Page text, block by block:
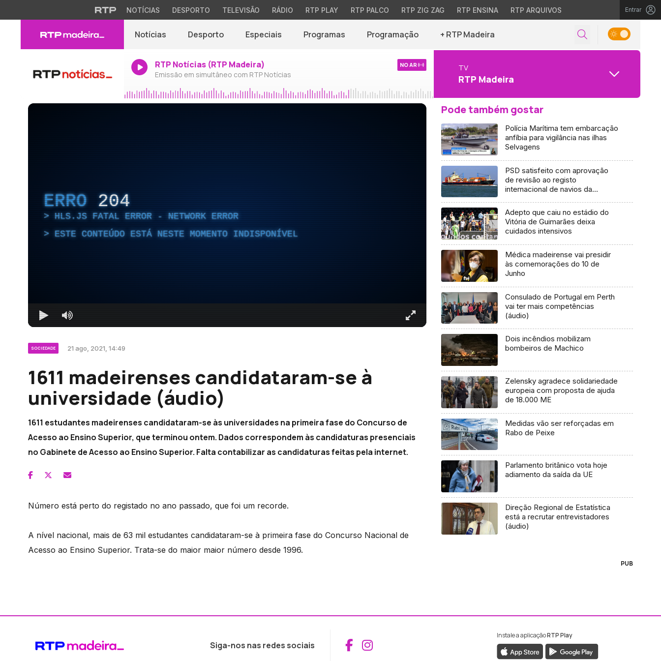
NOTÍCIAS DESPORTO TELEVISÃO RÁDIO RTP PLAY RTP PALCO RTP ZIG ZAG RTP ENSINA RTP ARQUIVOS Entrar
Notícias Desporto Especiais Programas Programação + RTP Madeira
RTP Notícias (RTP Madeira)
Emissão em simultâneo com RTP Notícias
NO AR TV
RTP Madeira
ERRO 204
HLS.JS FATAL ERROR - NETWORK ERROR
ESTE CONTEÚDO ESTÁ NESTE MOMENTO INDISPONÍVEL
SOCIEDADE 21 ago, 2021, 14:49
1611 madeirenses candidataram-se à
universidade (áudio)
1611 estudantes madeirenses candidataram-se às universidades na primeira fase do Concurso de
Acesso ao Ensino Superior, que terminou ontem. Dados correspondem às candidaturas presenciais
no Gabinete de Acesso ao Ensino Superior. Falta contabilizar as candidaturas feitas pela internet.
Número está perto do registado no ano passado, que foi um recorde.
A nível nacional, mais de 63 mil estudantes candidataram-se à primeira fase do Concurso Nacional de
Acesso ao Ensino Superior. Trata-se do maior maior número desde 1996.
Pode também gostar
Polícia Marítima tem embarcação
anfíbia para vigilância nas ilhas
Selvagens
PSD satisfeito com aprovação
de revisão ao registo
internacional de navios da
Adepto que caiu no estádio do
Vitória de Guimarães deixa
cuidados intensivos
Médica madeirense vai presidir
às comemorações do 10 de
Junho
Consulado de Portugal em Perth
vai ter mais competências
(áudio)
Dois incêndios mobilizam
bombeiros de Machico
Zelensky agradece solidariedade
europeia com proposta de ajuda
de 18.000 ME
Medidas vão ser reforçadas em
Rabo de Peixe
Parlamento britânico vota hoje
adiamento da saída da UE
Direção Regional de Estatística
está a recrutar entrevistadores
(áudio)
PUB
Siga-nos nas redes sociais Aceder ao Facebook da RTP Madeira
Aceder ao Instagram da RTP Madeira
Instale a aplicaçãoRTP Play